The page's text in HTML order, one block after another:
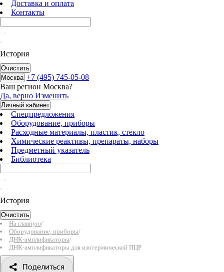
Доставка и оплата
Контакты
История
Очистить
Москва +7 (495) 745-05-08
Ваш регион Москва?
Да, верно Изменить
Личный кабинет
Спецпредложения
Оборудование, приборы
Расходные материалы, пластик, стекло
Химические реактивы, препараты, наборы
Предметный указатель
Библиотека
История
Очистить
На главную/
Оборудование, приборы/
ДНК-амплификаторы/
ДНК-амплификаторы для изотермической ПЦР
Поделиться